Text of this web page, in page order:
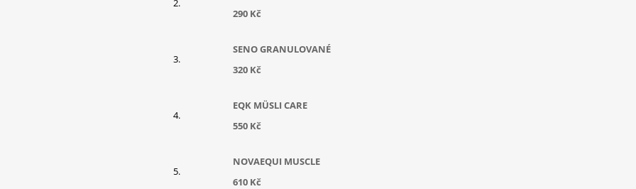
290 Kč
SENO GRANULOVANÉ
320 Kč
EQK MÜSLI CARE
550 Kč
NOVAEQUI MUSCLE
610 Kč